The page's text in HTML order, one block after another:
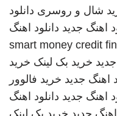
شال و روسری دانلود
اهنگ جدید دانلود اهنگ
smart money credit
خرید بک لینک خرید
اهنگ جدید خرید فالوور
اهنگ جدید دانلود اهنگ
اهنگ جدید خرید بک لینک